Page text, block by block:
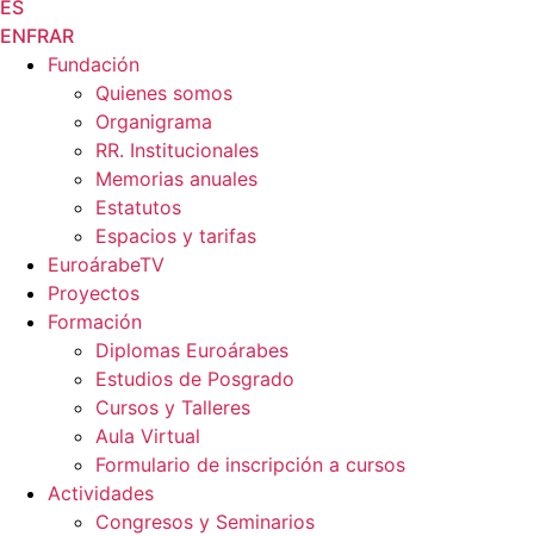
ES
ENFRAR
Fundación
Quienes somos
Organigrama
RR. Institucionales
Memorias anuales
Estatutos
Espacios y tarifas
EuroárabeTV
Proyectos
Formación
Diplomas Euroárabes
Estudios de Posgrado
Cursos y Talleres
Aula Virtual
Formulario de inscripción a cursos
Actividades
Congresos y Seminarios